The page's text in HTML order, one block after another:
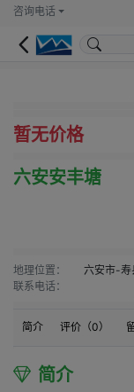
咨询电话
暂无价格
六安安丰塘
地理位置：
六安市-寿
联系电话：
简介 评价（0）
简介